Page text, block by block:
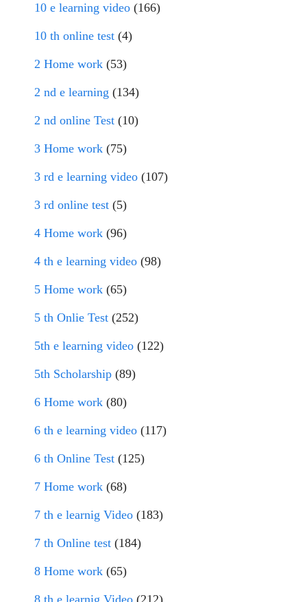
10 e learning video (166)
10 th online test (4)
2 Home work (53)
2 nd e learning (134)
2 nd online Test (10)
3 Home work (75)
3 rd e learning video (107)
3 rd online test (5)
4 Home work (96)
4 th e learning video (98)
5 Home work (65)
5 th Onlie Test (252)
5th e learning video (122)
5th Scholarship (89)
6 Home work (80)
6 th e learning video (117)
6 th Online Test (125)
7 Home work (68)
7 th e learnig Video (183)
7 th Online test (184)
8 Home work (65)